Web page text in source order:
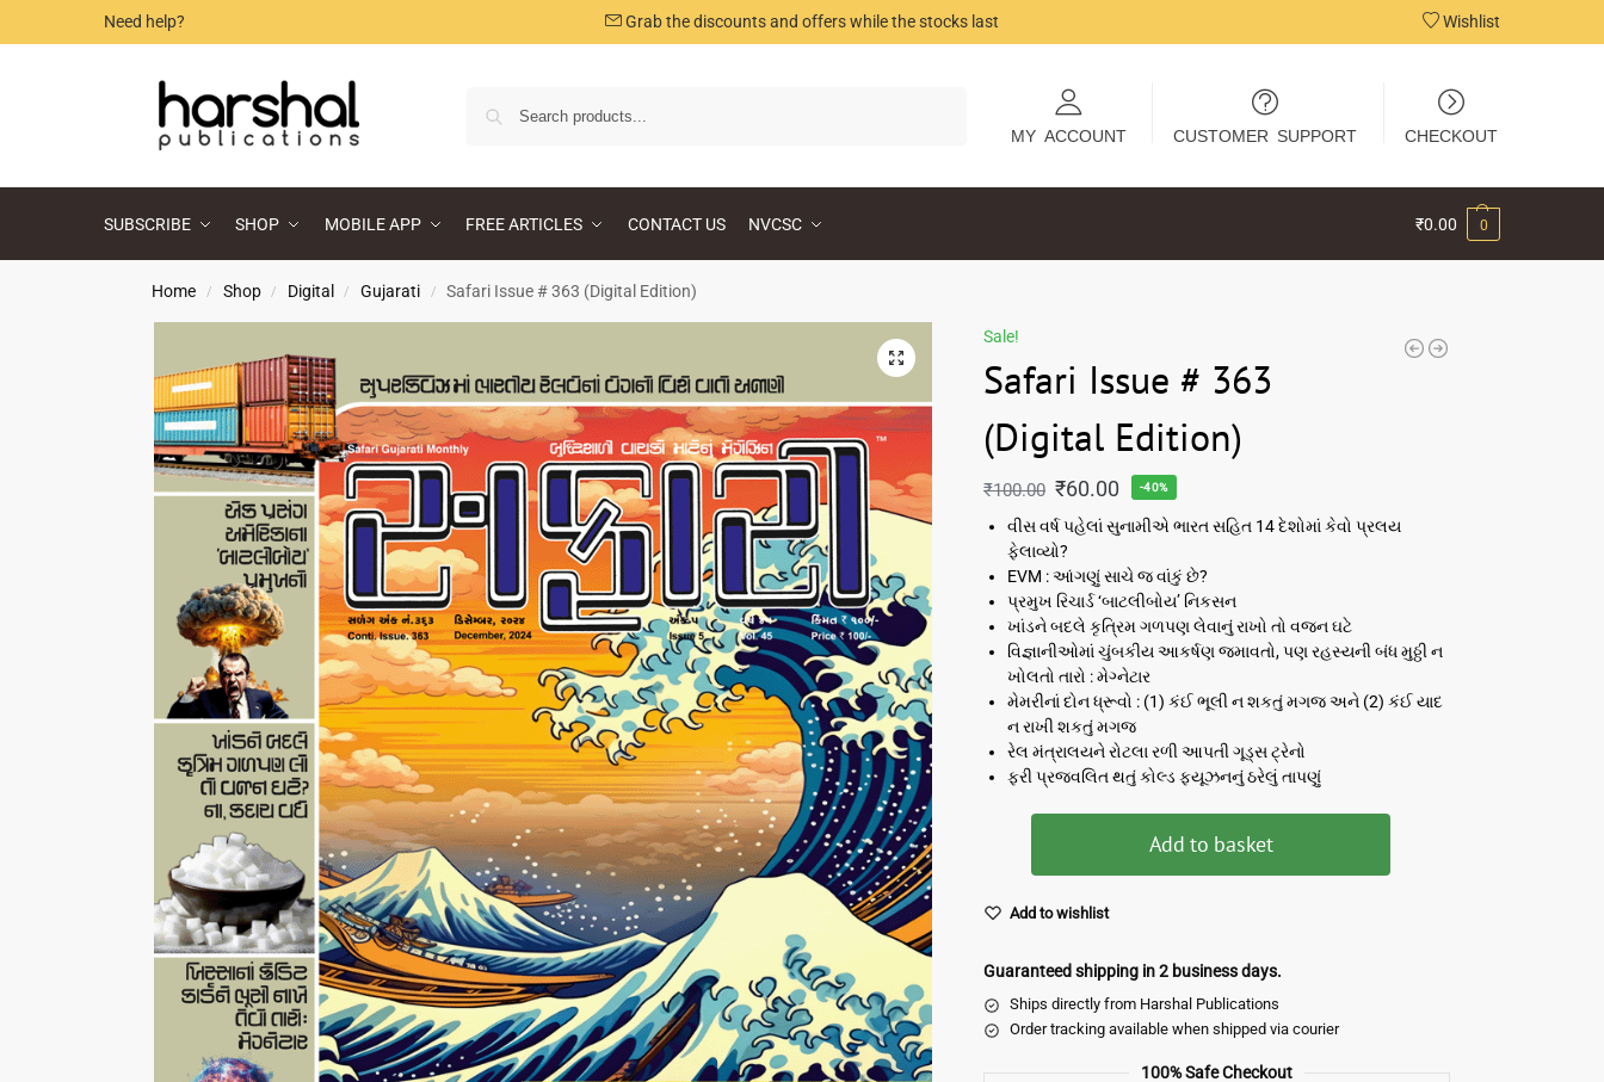
Need help? Grab the discounts and offers while the stocks last Wishlist
MY ACCOUNT CUSTOMER SUPPORT CHECKOUT
SUBSCRIBE SHOP MOBILE APP FREE ARTICLES CONTACT US NVCSC ₹0.00 0
Home / Shop / Digital / Gujarati / Safari Issue # 363 (Digital Edition)
Sale!
Safari Issue # 363
(Digital Edition)
₹100.00 ₹60.00 -40%
વીસ વર્ષ પહેલાં સુનામીએ ભારત સહિત 14 દેશોમાં કેવો પ્રલય
ફેલાવ્યો?
EVM : આંગણું સાચે જ વાંકું છે?
પ્રમુખ રિચાર્ડ ‘બાટલીબોય’ નિકસન
ખાંડને બદલે કૃત્રિમ ગળપણ લેવાનું રાખો તો વજન ઘટે
વિજ્ઞાનીઓમાં ચુંબકીય આકર્ષણ જમાવતો, પણ રહસ્યની બંધ મુઠ્ઠી ન
ખોલતો તારો : મેગ્નેટાર
મેમરીનાં દોન ધ્રૂવો : (1) કંઈ ભૂલી ન શકતું મગજ અને (2) કંઈ યાદ
ન રાખી શકતું મગજ
રેલ મંત્રાલયને રોટલા રળી આપતી ગૂડ્સ ટ્રેનો
ફરી પ્રજ્વલિત થતું કોલ્ડ ફ્યૂઝનનું ઠરેલું તાપણું
Add to basket
Add to wishlist
Guaranteed shipping in 2 business days.
Ships directly from Harshal Publications
Order tracking available when shipped via courier
100% Safe Checkout